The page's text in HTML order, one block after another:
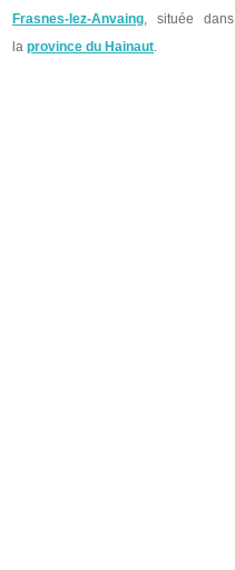
Frasnes-lez-Anvaing, située dans
la province du Hainaut.